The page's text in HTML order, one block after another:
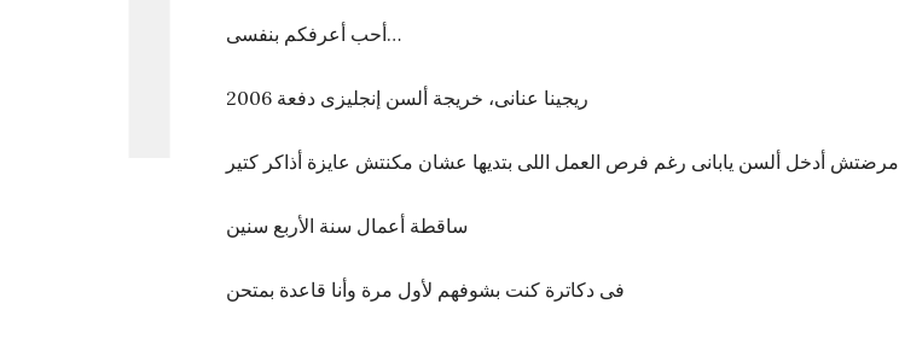
أحب أعرفكم بنفسى…
ريجينا عنانى، خريجة ألسن إنجليزى دفعة 2006
مرضتش أدخل ألسن يابانى رغم فرص العمل اللى بتديها عشان مكنتش عايزة أذاكر كتير
ساقطة أعمال سنة الأربع سنين
فى دكاترة كنت بشوفهم لأول مرة وأنا قاعدة بمتحن